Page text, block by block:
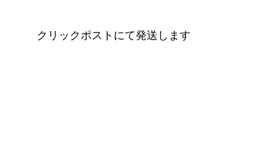
クリックポストにて発送します